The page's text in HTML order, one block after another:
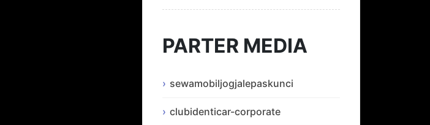
PARTER MEDIA
sewamobiljogjalepaskunci
clubidenticar-corporate